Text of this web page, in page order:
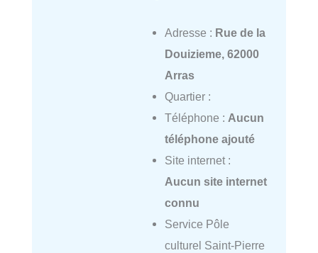
Adresse : Rue de la
Douizieme, 62000
Arras
Quartier :
Téléphone : Aucun
téléphone ajouté
Site internet :
Aucun site internet
connu
Service Pôle
culturel Saint-Pierre